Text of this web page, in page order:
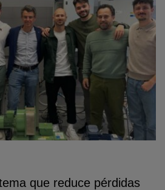
que reduce pérdidas